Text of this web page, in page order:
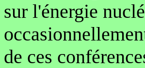
sur l'énergie
de ces